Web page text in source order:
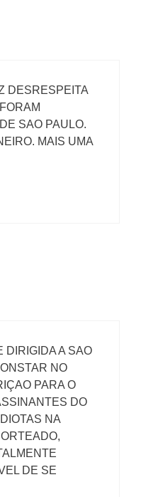
DESRESPEITA
SAO PAULO.
MAIS UMA
DIRIGIDA A SAO
NO
PARA O
DO
NA
DE SE